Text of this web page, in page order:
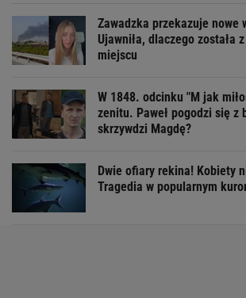
Zawadzka przekazuje nowe
Ujawniła, dlaczego została
miejscu
W 1848. odcinku "M jak
zenitu. Paweł pogodzi się z
skrzywdzi Magdę?
Dwie ofiary rekina! Kobiety
Tragedia w popularnym